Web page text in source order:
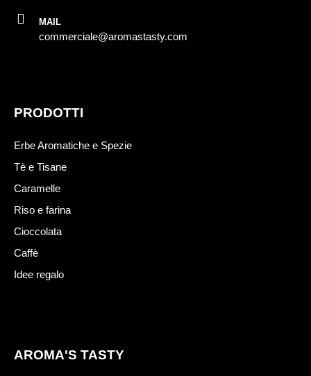
MAIL
commerciale@aromastasty.com
PRODOTTI
Erbe Aromatiche e Spezie
Tè e Tisane
Caramelle
Riso e farina
Cioccolata
Caffè
Idee regalo
AROMA'S TASTY